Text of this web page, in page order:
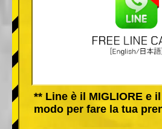
** Line è il MIGLIORE e
modo per fare la tua